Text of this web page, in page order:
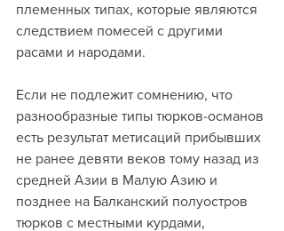
племенных типах, которые являются
следствием помесей с другими
расами и народами.
Если не подлежит сомнению, что
разнообразные типы тюрков-османов
есть результат метисаций прибывших
не ранее девяти веков тому назад из
средней Азии в Малую Азию и
позднее на Балканский полуостров
тюрков с местными курдами,